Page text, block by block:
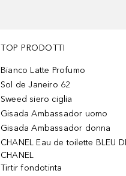
TOP PRODOTTI
Bianco Latte Profumo
Sol de Janeiro 62
Sweed siero ciglia
Gisada Ambassador uomo
Gisada Ambassador donna
CHANEL Eau de toilette BLEU
CHANEL
Tirtir fondotinta